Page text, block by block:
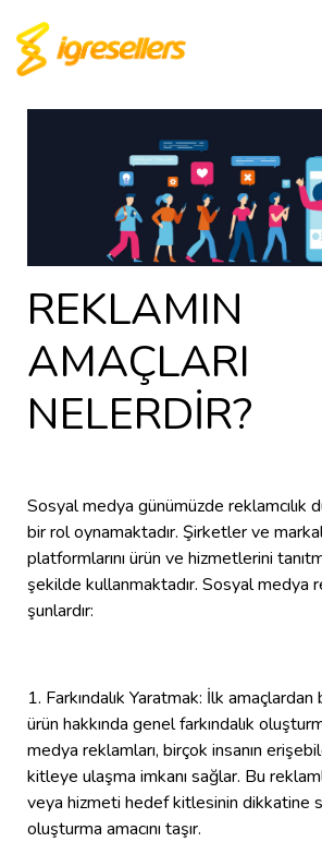
REKLAMIN
AMAÇLARI
NELERDİR?
Sosyal medya günümüzde reklamcılık
bir rol oynamaktadır. Şirketler ve
platformlarını ürün ve hizmetlerini
şekilde kullanmaktadır. Sosyal medya
şunlardır:
1. Farkındalık Yaratmak: İlk
ürün hakkında genel farkındalık
medya reklamları, birçok insanın
kitleye ulaşma imkanı sağlar. Bu
veya hizmeti hedef kitlesinin dikkatine
oluşturma amacını taşır.